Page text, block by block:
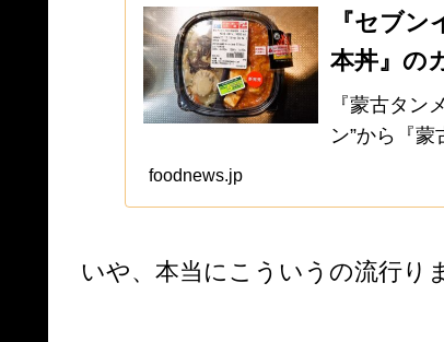
『セブ
本丼』の
『蒙古タン
ン”から『
が発売され
foodnews.jp
いや、本当にこういうの流行り